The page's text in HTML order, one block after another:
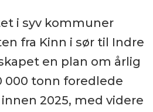
i syv kommuner
fra Kinn i sør til Indre
en plan om årlig
000 tonn foredlede
2025, med videre